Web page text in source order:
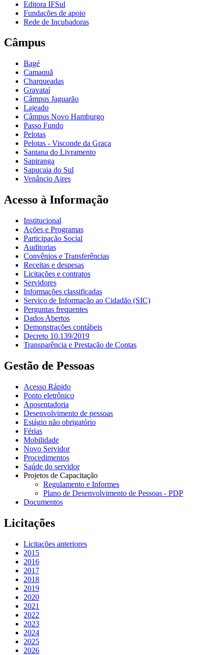
Editora IFSul
Fundações de apoio
Rede de Incubadoras
Câmpus
Bagé
Camaquã
Charqueadas
Gravataí
Câmpus Jaguarão
Lajeado
Câmpus Novo Hamburgo
Passo Fundo
Pelotas
Pelotas - Visconde da Graça
Santana do Livramento
Sapiranga
Sapucaia do Sul
Venâncio Aires
Acesso à Informação
Institucional
Ações e Programas
Participação Social
Auditorias
Convênios e Transferências
Receitas e despesas
Licitações e contratos
Servidores
Informações classificadas
Serviço de Informação ao Cidadão (SIC)
Perguntas frequentes
Dados Abertos
Demonstrações contábeis
Decreto 10.139/2019
Transparência e Prestação de Contas
Gestão de Pessoas
Acesso Rápido
Ponto eletrônico
Aposentadoria
Desenvolvimento de pessoas
Estágio não obrigatório
Férias
Mobilidade
Novo Servidor
Procedimentos
Saúde do servidor
Projetos de Capacitação
Regulamento e Informes
Plano de Desenvolvimento de Pessoas - PDP
Documentos
Licitações
Licitações anteriores
2015
2016
2017
2018
2019
2020
2021
2022
2023
2024
2025
2026